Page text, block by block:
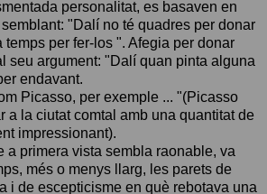
personalitat, es basaven en
"Dalí no té quadres per donar
per fer-los ". Afegia per donar
seu argument: "Dalí quan pinta alguna
endavant.
Picasso, per exemple ... "(Picasso
a la ciutat comtal amb una quantitat de
impressionant).
a primera vista sembla raonable, va
més o menys llarg, les parets de
i de escepticisme en què rebotava una